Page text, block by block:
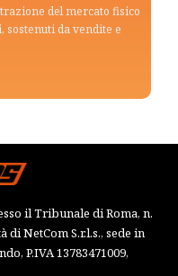
del mercato fisico
da vendite e
il Tribunale di Roma, n.
di NetCom S.r.l.s., sede in
P.IVA 13783471009,